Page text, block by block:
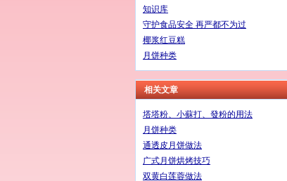
知识库
守护食品安全 再严都不为过
椰浆红豆糕
月饼种类
相关文章
塔塔粉、小蘇打、發粉的用法
月饼种类
通透皮月饼做法
广式月饼烘烤技巧
双黄白莲蓉做法